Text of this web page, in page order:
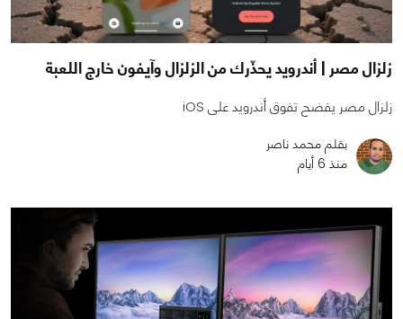
زلزال مصر | أندرويد يحذّرك من الزلزال وآيفون خارج اللعبة
زلزال مصر يفضح تفوق أندرويد على iOS
بقلم محمد ناصر
منذ 6 أيام